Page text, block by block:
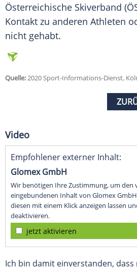
Österreichische Skiverband
Kontakt zu anderen Athleten
nicht gehabt.
Quelle:2020 Sport-Informations-Dienst,
Video
Empfohlener externer Inhalt:
Glomex GmbH
Wir benötigen Ihre Zustimmung, um den
eingebundenen Inhalt von Glomex
diesen mit einem Klick anzeigen lassen
deaktivieren.
jetzt aktivieren
Ich bin damit einverstanden,